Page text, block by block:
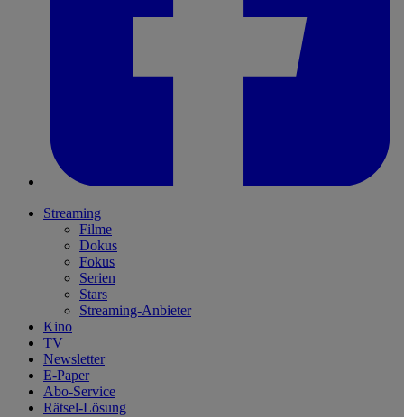
Streaming
Filme
Dokus
Fokus
Serien
Stars
Streaming-Anbieter
Kino
TV
Newsletter
E-Paper
Abo-Service
Rätsel-Lösung